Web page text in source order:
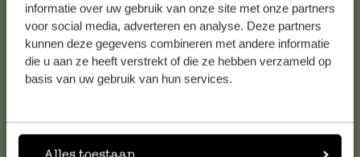
informatie over uw gebruik van onze site met onze partners
voor social media, adverteren en analyse. Deze partners
kunnen deze gegevens combineren met andere informatie
die u aan ze heeft verstrekt of die ze hebben verzameld op
basis van uw gebruik van hun services.
Klantenservice
Voor vragen, tips of hulp kun je contact opnemen met onze
meestgestelde vragen
klantenservice@dille-kamille.com